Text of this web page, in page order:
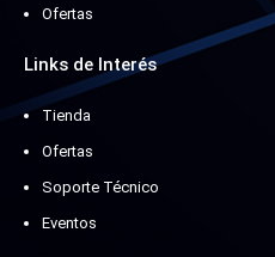
Ofertas
Links de Interés
Tienda
Ofertas
Soporte Técnico
Eventos